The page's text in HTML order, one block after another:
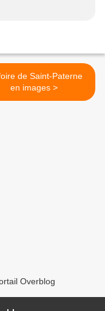
de Saint-Paterne
en images >
Overblog